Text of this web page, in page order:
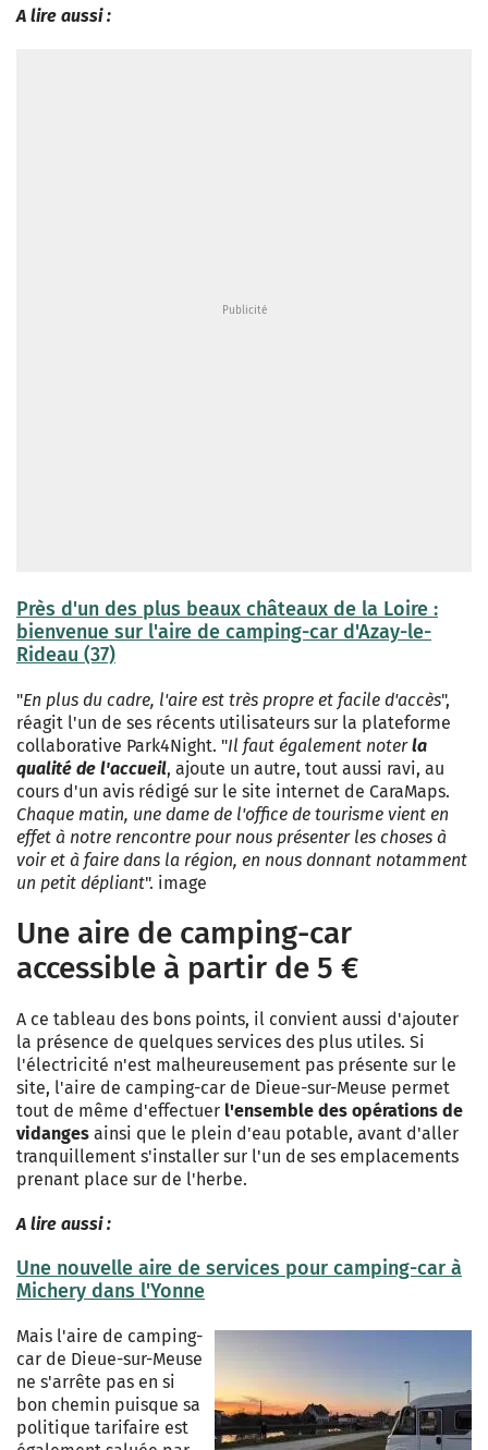
A lire aussi :
Près d'un des plus beaux châteaux de la Loire :
bienvenue sur l'aire de camping-car d'Azay-le-
Rideau (37)
"En plus du cadre, l'aire est très propre et facile d'accès",
réagit l'un de ses récents utilisateurs sur la plateforme
collaborative Park4Night. "Il faut également noterla
qualité de l'accueil, ajoute un autre, tout aussi ravi, au
cours d'un avis rédigé sur le site internet de CaraMaps.
Chaque matin, une dame de l'office de tourisme vient en
effet à notre rencontre pour nous présenter les choses à
voir et à faire dans la région, en nous donnant notamment
un petit dépliant". image
Une aire de camping-car
accessible à partir de 5 €
A ce tableau des bons points, il convient aussi d'ajouter
la présence de quelques services des plus utiles. Si
l'électricité n'est malheureusement pas présente sur le
site, l'aire de camping-car de Dieue-sur-Meuse permet
tout de même d'effectuer l'ensemble des opérations de
vidanges ainsi que le plein d'eau potable, avant d'aller
tranquillement s'installer sur l'un de ses emplacements
prenant place sur de l'herbe.
A lire aussi :
Une nouvelle aire de services pour camping-car à
Michery dans l'Yonne
Mais l'aire de camping-
car de Dieue-sur-Meuse
ne s'arrête pas en si
bon chemin puisque sa
politique tarifaire est